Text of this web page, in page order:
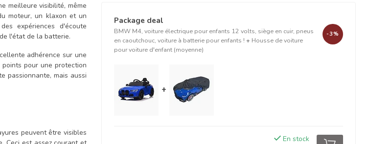
meilleure visibilité, même
moteur, un klaxon et un
expériences d'écoute
l'état de la batterie.
adhérence sur une
pour une protection
passionnante, mais aussi
peuvent être visibles
Package deal
BMW M4, voiture électrique pour enfants 12 volts, siège en cuir, pneus
en caoutchouc, voiture à batterie pour enfants ! + Housse de voiture
pour voiture d'enfant (moyenne)
-3%
+
En stock